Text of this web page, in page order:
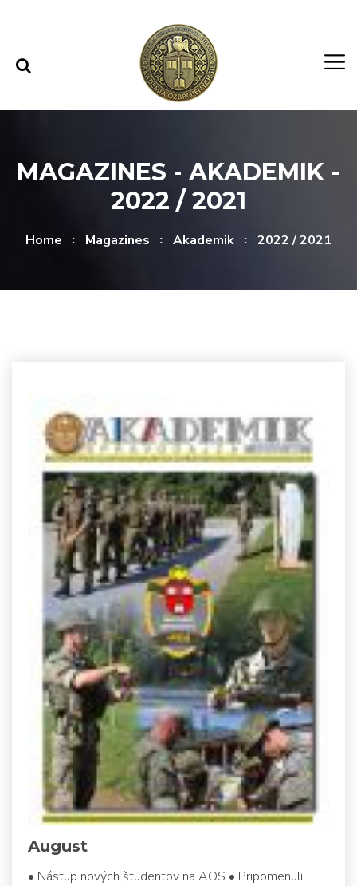
MAGAZINES - AKADEMIK -
2022 / 2021
Home Magazines Akademik 2022 / 2021
August
• Nástup nových študentov na AOS • Pripomenuli